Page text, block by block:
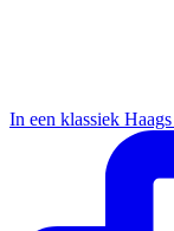
In een klassiek